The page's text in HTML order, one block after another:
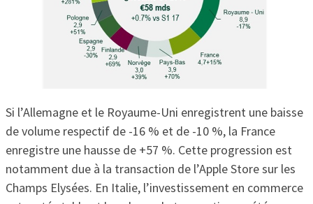
Si l’Allemagne et le Royaume-Uni enregistrent une baisse
de volume respectif de -16 % et de -10 %, la France
enregistre une hausse de +57 %. Cette progression est
notamment due à la transaction de l’Apple Store sur les
Champs Elysées. En Italie, l’investissement en commerce